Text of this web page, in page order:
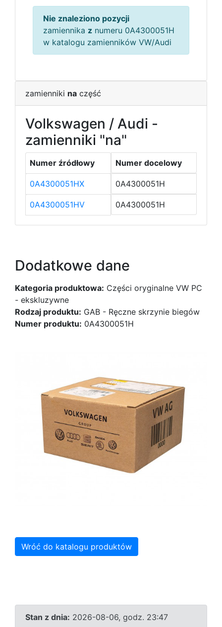
Nie znaleziono pozycji
zamiennika z numeru 0A4300051H
w katalogu zamienników VW/Audi
zamienniki na część
Volkswagen / Audi -
zamienniki "na"
Numer źródłowy Numer docelowy
0A4300051HX 0A4300051H
0A4300051HV 0A4300051H
Dodatkowe dane
Kategoria produktowa: Części oryginalne VW PC
- ekskluzywne
Rodzaj produktu: GAB - Ręczne skrzynie biegów
Numer produktu: 0A4300051H
Wróć do katalogu produktów
Stan z dnia: 2026-08-06, godz. 23:47